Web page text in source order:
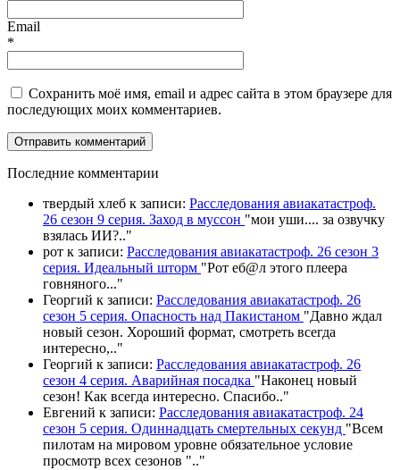
Email
*
Сохранить моё имя, email и адрес сайта в этом браузере для
последующих моих комментариев.
Последние комментарии
твердый хлеб к записи: Расследования авиакатастроф.
26 сезон 9 серия. Заход в муссон "мои уши.... за озвучку
взялась ИИ?.."
рот к записи: Расследования авиакатастроф. 26 сезон 3
серия. Идеальный шторм "Рот еб@л этого плеера
говняного..."
Георгий к записи: Расследования авиакатастроф. 26
сезон 5 серия. Опасность над Пакистаном "Давно ждал
новый сезон. Хороший формат, смотреть всегда
интересно,.."
Георгий к записи: Расследования авиакатастроф. 26
сезон 4 серия. Аварийная посадка "Наконец новый
сезон! Как всегда интересно. Спасибо.."
Евгений к записи: Расследования авиакатастроф. 24
сезон 5 серия. Одиннадцать смертельных секунд "Всем
пилотам на мировом уровне обязательное условие
просмотр всех сезонов ".."